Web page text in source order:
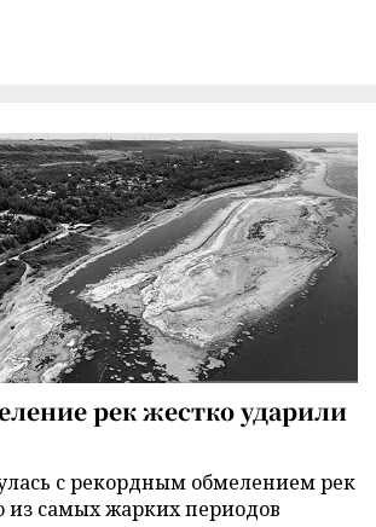
рек жестко ударили
с рекордным обмелением рек
из самых жарких периодов